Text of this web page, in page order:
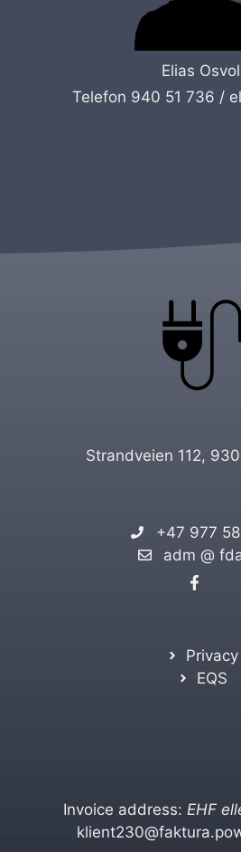
Elias
Telefon 940 51 736 /
Strandveien 112,
+47 977
adm @
Privacy
EQS
Invoice address: EHF